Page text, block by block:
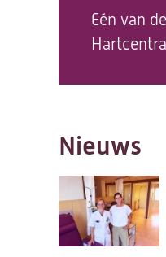
Eén van
Nieuws